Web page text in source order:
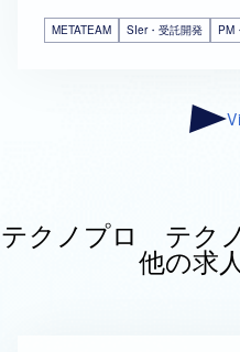
METATEAM SIer・受託開発 PM
テクノプロ テク
他の求